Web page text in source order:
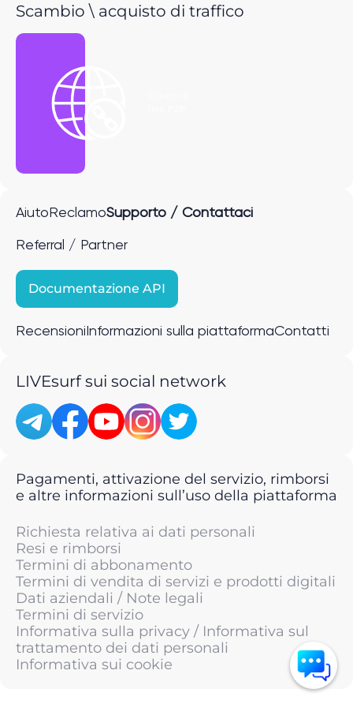
Scambio \ acquisto di traffico
Aiuto ReclamoSupporto / Contattaci
Referral / Partner
Documentazione API
Recensioni Informazioni sulla piattaformaContatti
LIVEsurf sui social network
Pagamenti, attivazione del servizio, rimborsi
e altre informazioni sull’uso della piattaforma
Richiesta relativa ai dati personali
Resi e rimborsi
Termini di abbonamento
Termini di vendita di servizi e prodotti digitali
Dati aziendali / Note legali
Termini di servizio
Informativa sulla privacy / Informativa sul
trattamento dei dati personali
Informativa sui cookie